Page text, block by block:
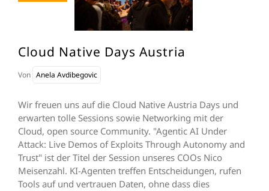
Cloud Native Days Austria
Von Anela Avdibegovic
Wir freuen uns auf die Cloud Native Austria Days und
erwarten tolle Sessions sowie Networking mit der
Cloud, open source Community. "Agentic AI Under
Attack: Live Demos of Exploits Through Autonomy and
Trust" ist der Titel der Session unseres COOs Nico
Meisenzahl. KI-Agenten treffen Entscheidungen, rufen
Tools auf und vertrauen Daten, ohne dass dies